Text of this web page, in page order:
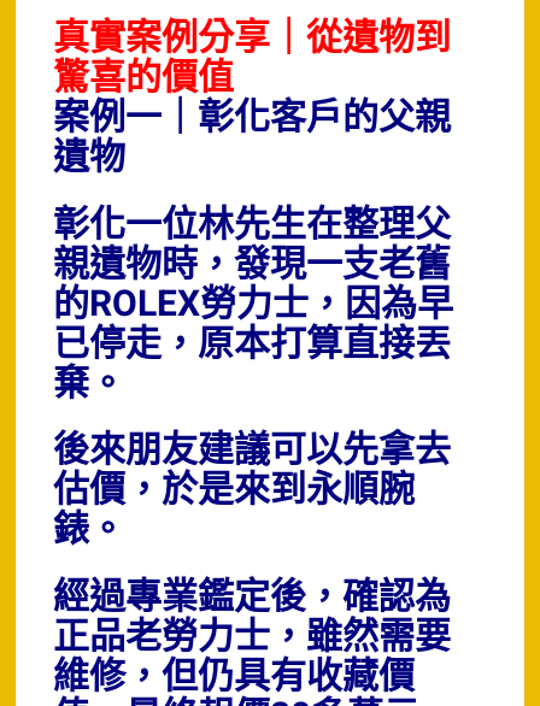
真實案例分享｜從遺物到
驚喜的價值
案例一｜彰化客戶的父親
遺物
彰化一位林先生在整理父
親遺物時，發現一支老舊
的ROLEX勞力士，因為早
已停走，原本打算直接丟
棄。
後來朋友建議可以先拿去
估價，於是來到永順腕
錶。
經過專業鑑定後，確認為
正品老勞力士，雖然需要
維修，但仍具有收藏價